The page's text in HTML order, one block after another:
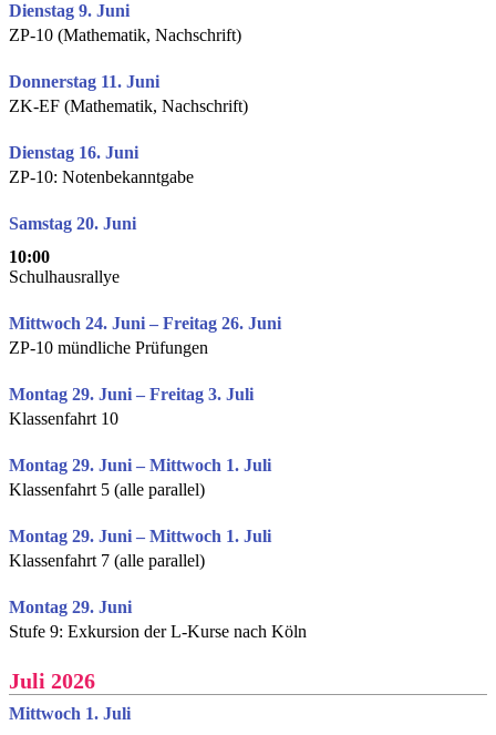
Dienstag 9. Juni
ZP-10 (Mathematik, Nachschrift)
Donnerstag 11. Juni
ZK-EF (Mathematik, Nachschrift)
Dienstag 16. Juni
ZP-10: Notenbekanntgabe
Samstag 20. Juni
10:00
Schulhausrallye
Mittwoch 24. Juni – Freitag 26. Juni
ZP-10 mündliche Prüfungen
Montag 29. Juni – Freitag 3. Juli
Klassenfahrt 10
Montag 29. Juni – Mittwoch 1. Juli
Klassenfahrt 5 (alle parallel)
Montag 29. Juni – Mittwoch 1. Juli
Klassenfahrt 7 (alle parallel)
Montag 29. Juni
Stufe 9: Exkursion der L-Kurse nach Köln
Juli 2026
Mittwoch 1. Juli